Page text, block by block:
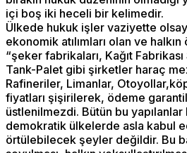
içi boş iki heceli bir kelimedir.
Ülkede hukuk işler vaziyette
ekonomik atılımları olan ve
“şeker fabrikaları, Kağıt
Tank-Palet gibi şirketler haraç
Rafineriler, Limanlar,
fiyatları şişirilerek, ödeme
üstlenilmezdi. Bütün bu
demokratik ülkelerde asla kabul
örtülebilecek şeyler değildir. Bu